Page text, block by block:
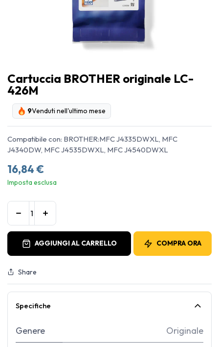
Cartuccia BROTHER originale LC-
426M
9Venduti nell'ultimo mese
Compatibile con: BROTHER:MFC J4335DWXL, MFC
J4340DW, MFC J4535DWXL, MFC J4540DWXL
16,84€
Imposta esclusa
AGGIUNGI AL CARRELLO COMPRA ORA
Share
Specifiche
Genere Originale